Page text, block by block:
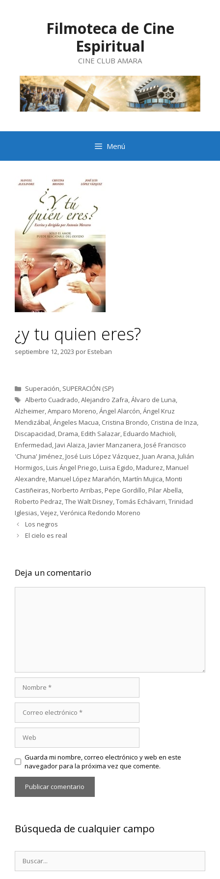
Filmoteca de Cine
Espiritual
CINE CLUB AMARA
Menú
¿y tu quien eres?
septiembre 12, 2023 porEsteban
Categorías
Superación, SUPERACIÓN (SP)
Etiquetas
Alberto Cuadrado,Alejandro Zafra,Álvaro de Luna,
Alzheimer,Amparo Moreno,Ángel Alarcón,Ángel Kruz
Mendizábal,Ángeles Macua, Cristina Brondo, Cristina de Inza,
Discapacidad,Drama,Edith Salazar,Eduardo Machioli,
Enfermedad,Javi Alaiza,Javier Manzanera,José Francisco
'Chuna' Jiménez,José Luis López Vázquez,Juan Arana,Julián
Hormigos,Luis Ángel Priego,Luisa Egido,Madurez,Manuel
Alexandre,Manuel López Marañón,Martín Mujica,Monti
Castiñeiras,Norberto Arribas,Pepe Gordillo,Pilar Abella,
Roberto Pedraz,The Walt Disney,Tomás Echávarri,Trinidad
Iglesias,Vejez,Verónica Redondo Moreno
Los negros
El cielo es real
Deja un comentario
electrónico
Guarda mi nombre, correo electrónico y web en este
navegador para la próxima vez que comente.
Búsqueda de cualquier campo
Buscar: